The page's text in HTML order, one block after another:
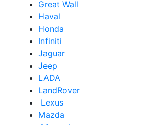
Great Wall
Haval
Honda
Infiniti
Jaguar
Jeep
LADA
LandRover
Lexus
Mazda